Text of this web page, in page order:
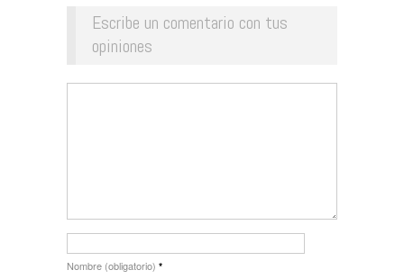
Escribe un comentario con tus
opiniones
Nombre (obligatorio) *